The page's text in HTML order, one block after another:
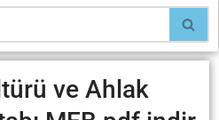
ve Ahlak